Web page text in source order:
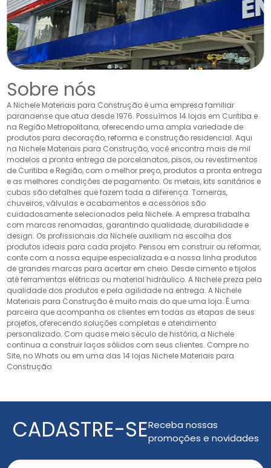
Sobre nós
A Nichele Materiais para Construção é uma empresa familiar
paranaense que atua desde 1976. Possuímos 14 lojas em Curitiba e
na Região Metropolitana, oferecendo uma ampla variedade de
produtos para decoração, reforma e construção residencial. Aqui
na Nichele Materiais para Construção, você encontra mais de mil
modelos a pronta entrega de porcelanatos, pisos, ou revestimentos
de Curitiba e Região, com o melhor preço, produtos a pronta entrega
e as melhores condições de pagamento. Os metais, kits sanitários e
cubas são detalhes que fazem toda a diferença. Torneiras,
chuveiros, válvulas e acabamentos e acessórios são
cuidadosamente selecionados pela Nichele. A empresa trabalha
com marcas renomadas, garantindo qualidade, durabilidade e
design. Os profissionais da Nichele auxiliam na escolha dos
produtos ideais para cada projeto. Pensou em construir ou reformar,
conte com a nossa equipe especializada e a nossa linha produtos
de grandes marcas para acertar em cheio. Desde cimento e tijolos
até ferramentas elétricas ou material hidráulico. A Nichele preza pela
qualidade dos produtos e pela agilidade na entrega. A Nichele
Materiais para Construção é muito mais do que uma loja. É uma
parceira que acompanha os clientes em todas as etapas de seus
projetos, oferecendo soluções completas e atendimento
personalizado. Com quase meio século de história, a Nichele
continua a construir laços sólidos com seus clientes. Compre no
Site, no Whats ou em uma das 14 lojas Nichele Materiais para
Construção.
CADASTRE-SEReceba nossas
promoções e novidades